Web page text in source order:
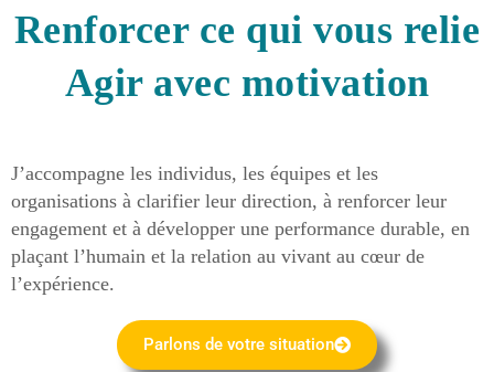
Renforcer ce qui vous relie
Agir avec motivation
J’accompagne les individus, les équipes et les
organisations à clarifier leur direction, à renforcer leur
engagement et à développer une performance durable, en
plaçant l’humain et la relation au vivant au cœur de
l’expérience.
Parlons de votre situation